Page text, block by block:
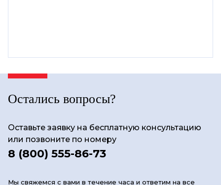
Остались вопросы?
Оставьте заявку на бесплатную консультацию
или позвоните по номеру
8 (800) 555-86-73
Мы свяжемся с вами в течение часа и ответим на все